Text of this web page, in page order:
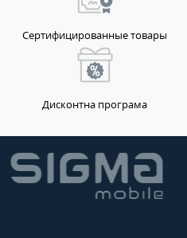
Сертифицированные товары
Дисконтна програма